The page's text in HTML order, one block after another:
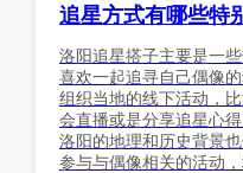
追星方式有哪些特
洛阳追星搭子主要是一
喜欢一起追寻自己偶像
组织当地的线下活动，
会直播或是分享追星心
洛阳的地理和历史背景
参与与偶像相关的活动